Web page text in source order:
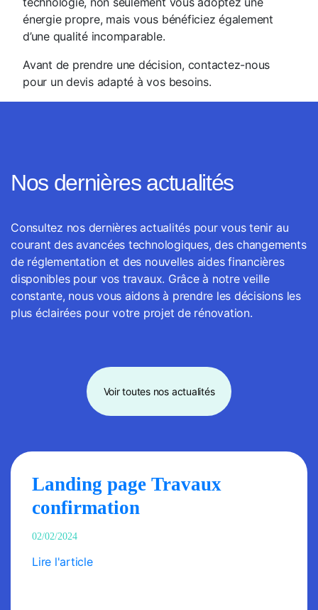
énergie propre, mais vous bénéficiez également
d’une qualité incomparable.
Avant de prendre une décision, contactez-nous
pour un devis adapté à vos besoins.
Nos dernières actualités
Consultez nos dernières actualités pour vous tenir au
courant des avancées technologiques, des changements
de réglementation et des nouvelles aides financières
disponibles pour vos travaux. Grâce à notre veille
constante, nous vous aidons à prendre les décisions les
plus éclairées pour votre projet de rénovation.
Voir toutes nos actualités
Landing page Travaux
confirmation
02/02/2024
Lire l'article